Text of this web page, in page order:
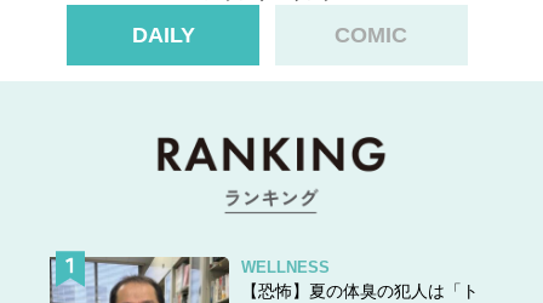
外線防止剤を使ったり、少しの外出でも帽子をかぶるなど
して、できるだけ髪を無防備な状態にしないように心がけ
てください。
白髪には「免疫力」をアップして対抗を
DAILY COMIC
WELLNESS
【恐怖】夏の体臭の犯人は「ト